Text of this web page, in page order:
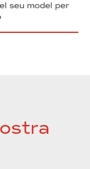
seu model per